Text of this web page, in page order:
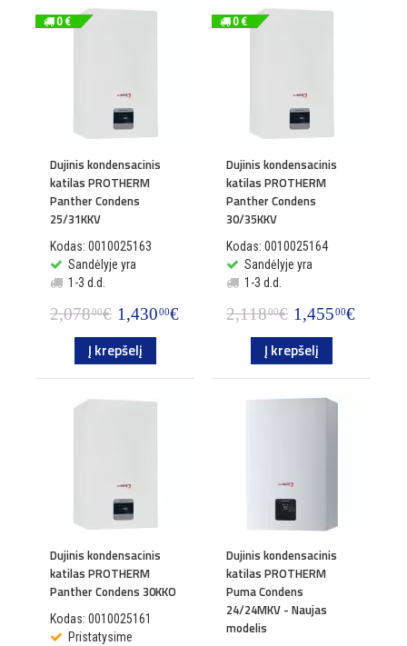
0 €
Dujinis kondensacinis
katilas PROTHERM
Panther Condens
25/31KKV
Kodas: 0010025163
Sandėlyje yra
1-3 d.d.
2,07800€ 1,43000€
Į krepšelį
0 €
Dujinis kondensacinis
katilas PROTHERM
Panther Condens
30/35KKV
Kodas: 0010025164
Sandėlyje yra
1-3 d.d.
2,11800€ 1,45500€
Į krepšelį
Dujinis kondensacinis
katilas PROTHERM
Panther Condens 30KKO
Kodas: 0010025161
Pristatysime
Dujinis kondensacinis
katilas PROTHERM
Puma Condens
24/24MKV - Naujas
modelis